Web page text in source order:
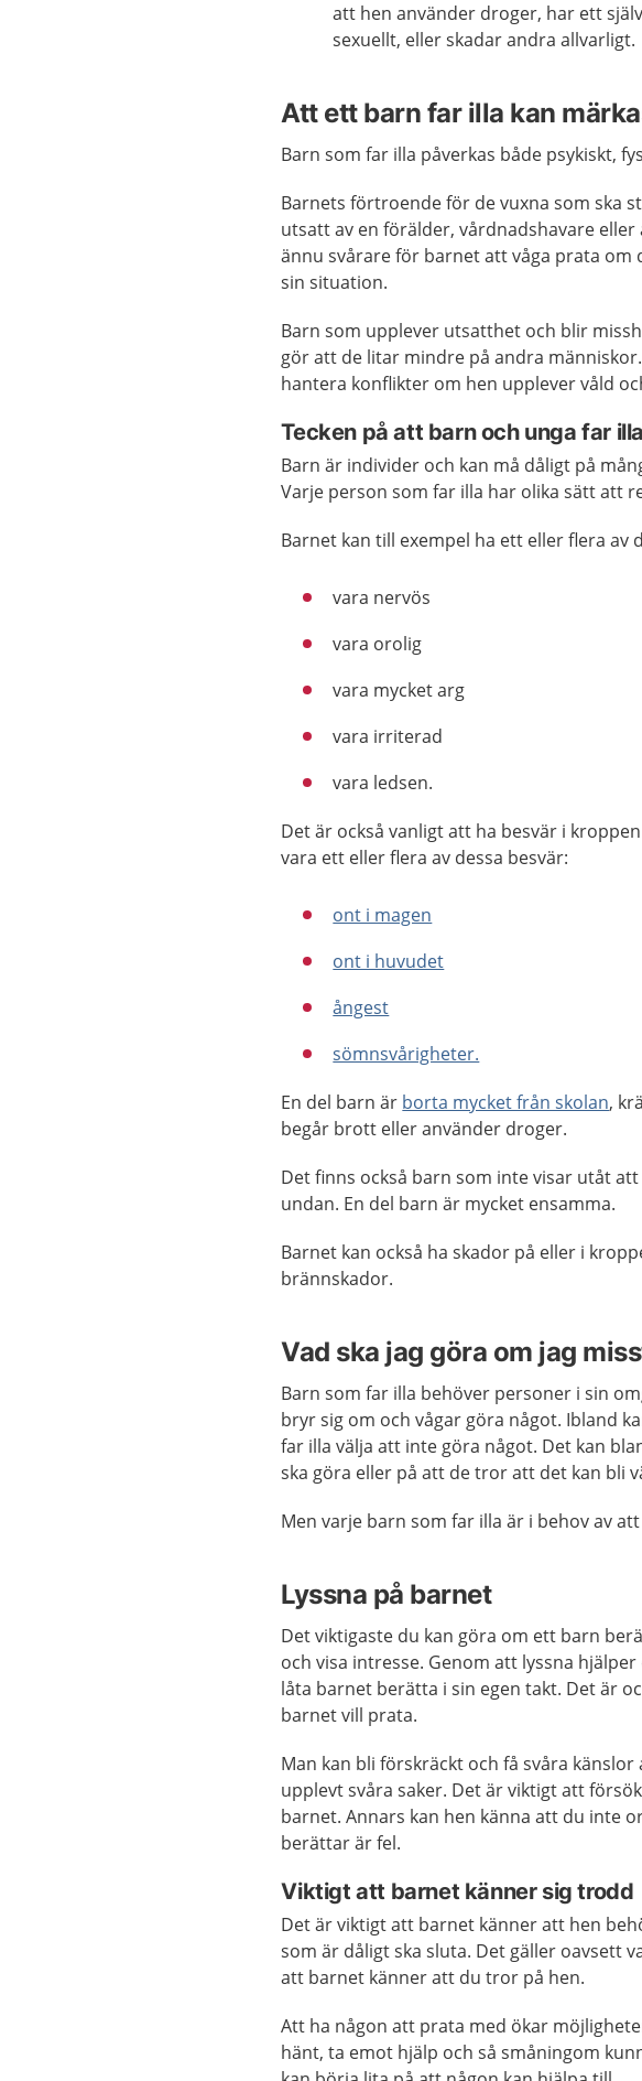
att hen använder droger, har ett
sexuellt, eller skadar andra allvarligt.
Att ett barn far illa kan
Barn som far illa påverkas både psykiskt,
Barnets förtroende för de vuxna som ska
utsatt av en förälder, vårdnadshavare
ännu svårare för barnet att våga prata
sin situation.
Barn som upplever utsatthet och blir
gör att de litar mindre på andra
hantera konflikter om hen upplever våld
Tecken på att barn och unga far illa
Barn är individer och kan må dåligt på
Varje person som far illa har olika sätt att
Barnet kan till exempel ha ett eller flera av
vara nervös
vara orolig
vara mycket arg
vara irriterad
vara ledsen.
Det är också vanligt att ha besvär i
vara ett eller flera av dessa besvär:
ont i magen
ont i huvudet
ångest
sömnsvårigheter.
En del barn är borta mycket från skolan,
begår brott eller använder droger.
Det finns också barn som inte visar utåt
undan. En del barn är mycket ensamma.
Barnet kan också ha skador på eller i
brännskador.
Vad ska jag göra om jag
Barn som far illa behöver personer i sin
bryr sig om och vågar göra något. Ibland
far illa välja att inte göra något. Det kan
ska göra eller på att de tror att det kan bli
Men varje barn som far illa är i behov av
Lyssna på barnet
Det viktigaste du kan göra om ett barn
och visa intresse. Genom att lyssna
låta barnet berätta i sin egen takt. Det är
barnet vill prata.
Man kan bli förskräckt och få svåra
upplevt svåra saker. Det är viktigt att
barnet. Annars kan hen känna att du inte
berättar är fel.
Viktigt att barnet känner sig trodd
Det är viktigt att barnet känner att hen
som är dåligt ska sluta. Det gäller oavsett
att barnet känner att du tror på hen.
Att ha någon att prata med ökar
hänt, ta emot hjälp och så småningom